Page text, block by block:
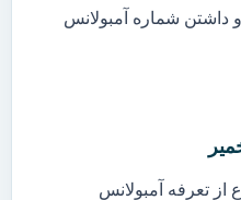
داشتن شماره آمبولانس
از تعرفه آمبولانس